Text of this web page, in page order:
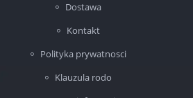
Dostawa
Kontakt
Polityka prywatnosci
Klauzula rodo